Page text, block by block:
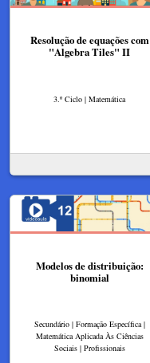
Resolução de equações com
"Algebra Tiles" II​
3.º Ciclo | Matemática
Modelos de distribuição:
binomial
Secundário | Formação Específica |
Matemática Aplicada Às Ciências
Sociais | Profissionais